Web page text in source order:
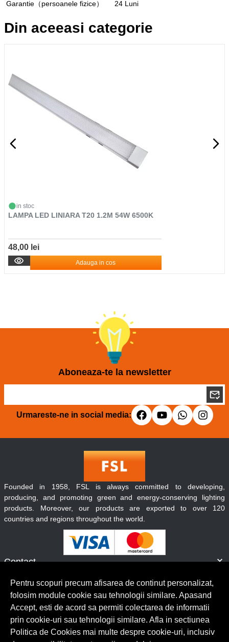
Garantie（persoanele fizice） 24 Luni
Din aceeasi categorie
in stoc
LAMPA LED LINIARA T20 1.2M 54W 6500K
48,00 lei
Adauga in cos
Aboneaza-te la newsletter
Urmareste-ne in social media:
Contact
Servicii clienti
Founded in 1958, FSL is always committed to developing,
producing, and promoting green and energy-conserving lighting
products. Moreover, our products are exported to over 120
countries and regions throughout the world.
© Copyright 2026 Lumilux. Toate drepturile rezervate.
Pentru scopuri precum afisarea de continut personalizat,
folosim module cookie sau tehnologii similare. Apasand
Accept, esti de acord sa permiti colectarea de informatii
prin cookie-uri sau tehnologii similare. Afla in sectiunea
Politica de Cookies mai multe despre cookie-uri, inclusiv